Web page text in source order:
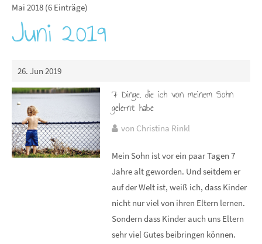
Mai 2018 (6 Einträge)
Juni 2019
26. Jun 2019
7 Dinge, die ich von meinem Sohn
gelernt habe
von Christina Rinkl
Mein Sohn ist vor ein paar Tagen 7
Jahre alt geworden. Und seitdem er
auf der Welt ist, weiß ich, dass Kinder
nicht nur viel von ihren Eltern lernen.
Sondern dass Kinder auch uns Eltern
sehr viel Gutes beibringen können.